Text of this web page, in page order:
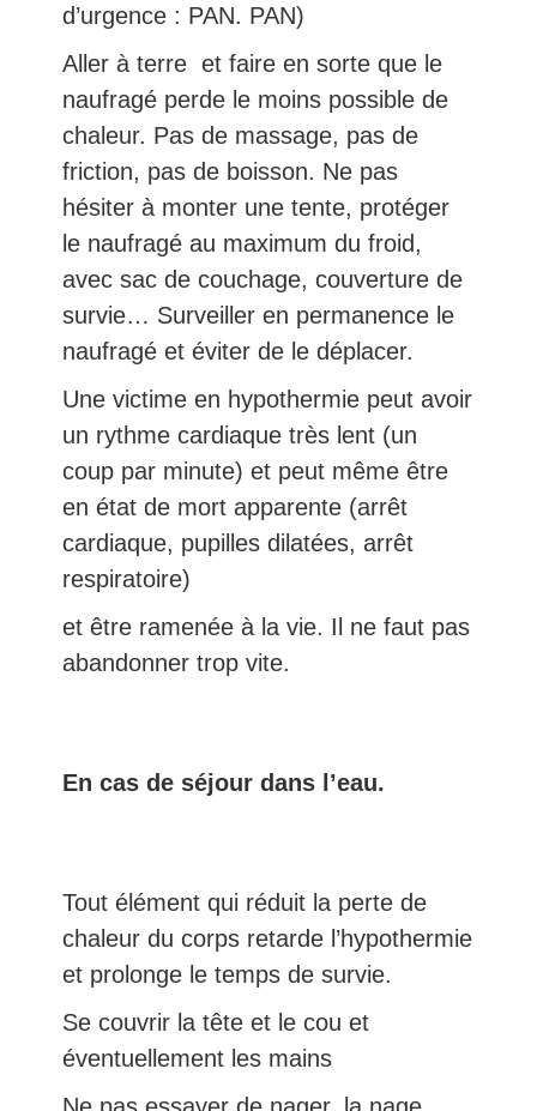
d’urgence : PAN. PAN)
Aller à terre et faire en sorte que le
naufragé perde le moins possible de
chaleur. Pas de massage, pas de
friction, pas de boisson. Ne pas
hésiter à monter une tente, protéger
le naufragé au maximum du froid,
avec sac de couchage, couverture de
survie… Surveiller en permanence le
naufragé et éviter de le déplacer.
Une victime en hypothermie peut avoir
un rythme cardiaque très lent (un
coup par minute) et peut même être
en état de mort apparente (arrêt
cardiaque, pupilles dilatées, arrêt
respiratoire)
et être ramenée à la vie. Il ne faut pas
abandonner trop vite.
En cas de séjour dans l’eau.
Tout élément qui réduit la perte de
chaleur du corps retarde l’hypothermie
et prolonge le temps de survie.
Se couvrir la tête et le cou et
éventuellement les mains
Ne pas essayer de nager, la nage